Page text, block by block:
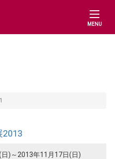
MENU
2013
)～2013年11月17日(日)